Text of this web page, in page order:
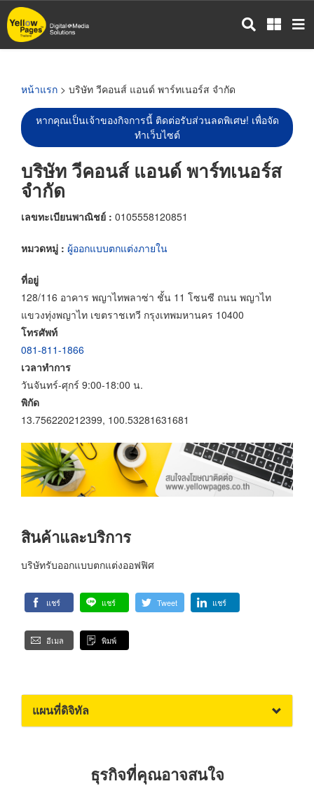
ข้าม
ไป
หน้าแรก > บริษัท วีคอนส์ แอนด์ พาร์ทเนอร์ส จำกัด
หากคุณเป็นเจ้าของกิจการนี้ ติดต่อรับส่วนลดพิเศษ! เพื่อจัด
ทำเว็บไซต์
บริษัท วีคอนส์ แอนด์ พาร์ทเนอร์ส
จำกัด
เลขทะเบียนพาณิชย์ : 0105558120851
หมวดหมู่ : ผู้ออกแบบตกแต่งภายใน
ที่อยู่
128/116 อาคาร พญาไทพลาซ่า ชั้น 11 โซนซี ถนน พญาไท
แขวงทุ่งพญาไท เขตราชเทวี กรุงเทพมหานคร 10400
โทรศัพท์
081-811-1866
เวลาทำการ
วันจันทร์-ศุกร์ 9:00-18:00 น.
พิกัด
13.756220212399, 100.53281631681
สินค้าและบริการ
บริษัทรับออกแบบตกแต่งออฟฟิศ
แชร์ แชร์ Tweet แชร์
อีเมล พิมพ์
แผนที่ดิจิทัล
ธุรกิจที่คุณอาจสนใจ